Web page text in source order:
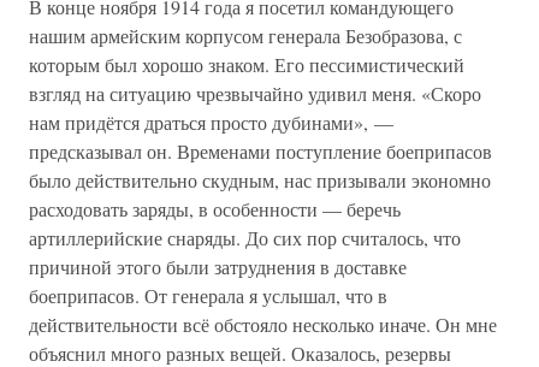
В конце ноября 1914 года я посетил командующего
нашим армейским корпусом генерала Безобразова, с
которым был хорошо знаком. Его пессимистический
взгляд на ситуацию чрезвычайно удивил меня. «Скоро
нам придётся драться просто дубинами», —
предсказывал он. Временами поступление боеприпасов
было действительно скудным, нас призывали экономно
расходовать заряды, в особенности — беречь
артиллерийские снаряды. До сих пор считалось, что
причиной этого были затруднения в доставке
боеприпасов. От генерала я услышал, что в
действительности всё обстояло несколько иначе. Он мне
объяснил много разных вещей. Оказалось, резервы